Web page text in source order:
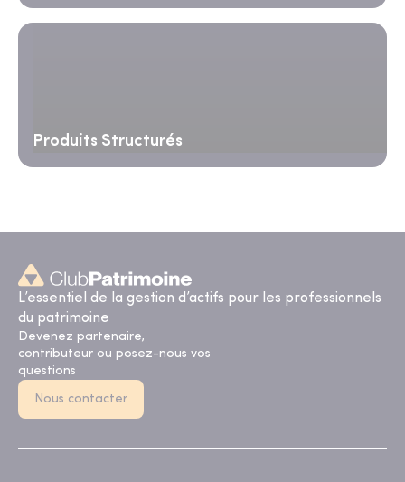
Produits Structurés
L’essentiel de la gestion d’actifs pour les professionnels
du patrimoine
Devenez partenaire,
contributeur ou posez-nous vos
questions
Nous contacter